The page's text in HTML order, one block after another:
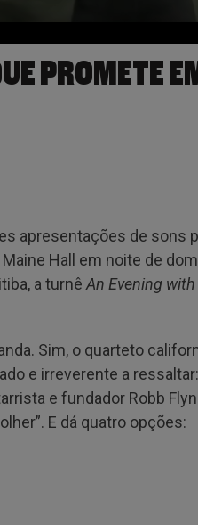
PROMETE
apresentações de sons
Hall em noite de
a turnê An Evening
Sim, o quarteto
e irreverente a
e fundador Robb
E dá quatro opções: